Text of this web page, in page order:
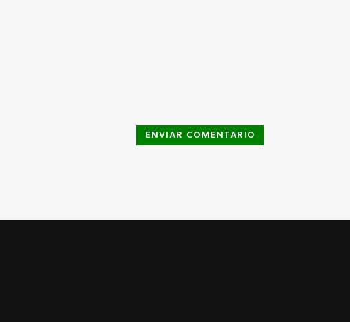
ENVIAR COMENTARIO